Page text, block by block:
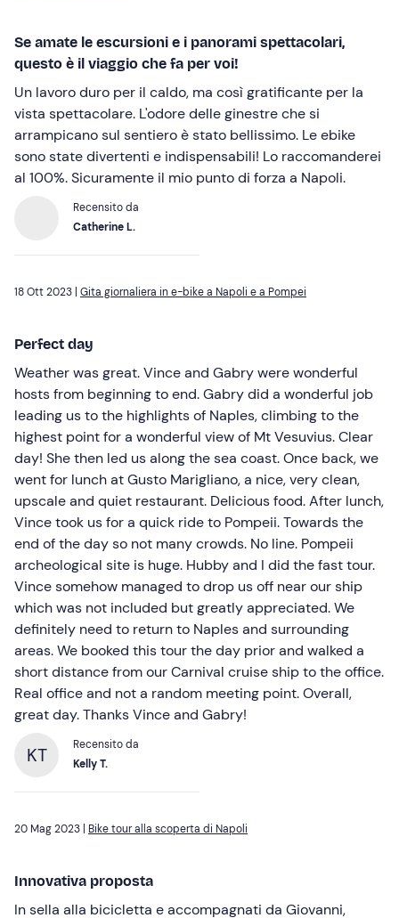
Se amate le escursioni e i panorami spettacolari,
questo è il viaggio che fa per voi!
Un lavoro duro per il caldo, ma così gratificante per la
vista spettacolare. L'odore delle ginestre che si
arrampicano sul sentiero è stato bellissimo. Le ebike
sono state divertenti e indispensabili! Lo raccomanderei
al 100%. Sicuramente il mio punto di forza a Napoli.
Recensito da
Catherine L.
18 Ott 2023 | Gita giornaliera in e-bike a Napoli e a Pompei
Perfect day
Weather was great. Vince and Gabry were wonderful
hosts from beginning to end. Gabry did a wonderful job
leading us to the highlights of Naples, climbing to the
highest point for a wonderful view of Mt Vesuvius. Clear
day! She then led us along the sea coast. Once back, we
went for lunch at Gusto Marigliano, a nice, very clean,
upscale and quiet restaurant. Delicious food. After lunch,
Vince took us for a quick ride to Pompeii. Towards the
end of the day so not many crowds. No line. Pompeii
archeological site is huge. Hubby and I did the fast tour.
Vince somehow managed to drop us off near our ship
which was not included but greatly appreciated. We
definitely need to return to Naples and surrounding
areas. We booked this tour the day prior and walked a
short distance from our Carnival cruise ship to the office.
Real office and not a random meeting point. Overall,
great day. Thanks Vince and Gabry!
KT
Recensito da
Kelly T.
20 Mag 2023 | Bike tour alla scoperta di Napoli
Innovativa proposta
In sella alla bicicletta e accompagnati da Giovanni,